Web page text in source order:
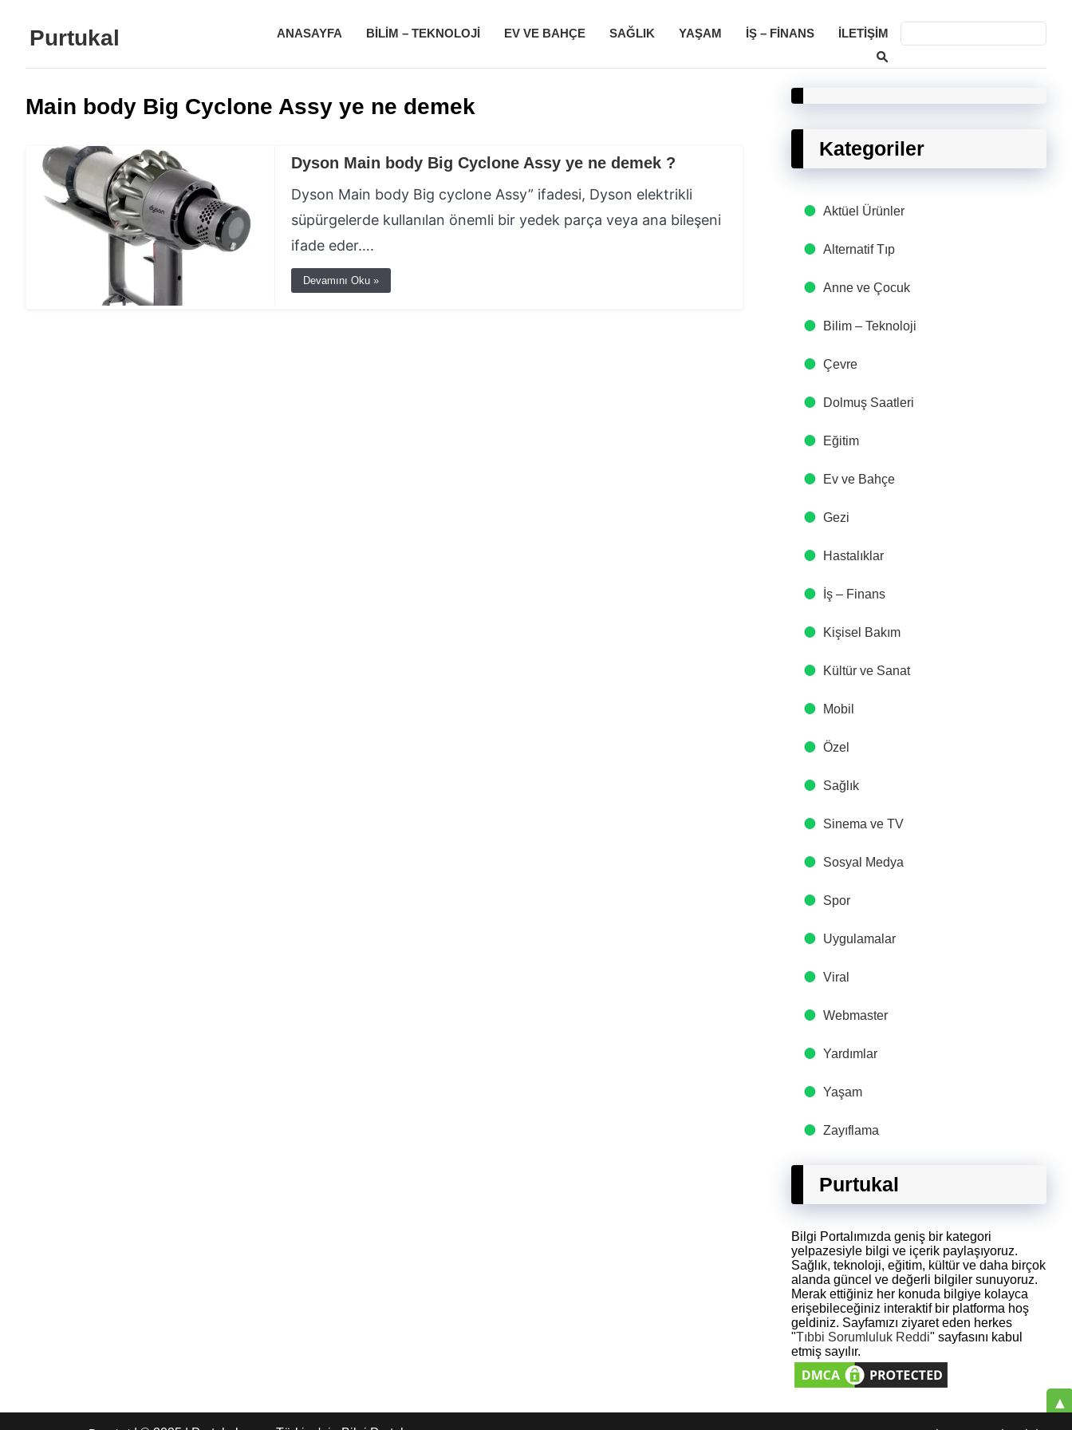
Purtukal ANASAYFA BILIM – TEKNOLOJI EV VE BAHÇE SAĞLIK YAŞAM İŞ – FINANS İLETIŞIM
Main body Big Cyclone Assy ye ne demek
Dyson Main body Big Cyclone Assy ye ne demek ?
Dyson Main body Big cyclone Assy” ifadesi, Dyson elektrikli
süpürgelerde kullanılan önemli bir yedek parça veya ana bileşeni
ifade eder….
Devamını Oku »
Kategoriler
Aktüel Ürünler
Alternatif Tıp
Anne ve Çocuk
Bilim – Teknoloji
Çevre
Dolmuş Saatleri
Eğitim
Ev ve Bahçe
Gezi
Hastalıklar
İş – Finans
Kişisel Bakım
Kültür ve Sanat
Mobil
Özel
Sağlık
Sinema ve TV
Sosyal Medya
Spor
Uygulamalar
Viral
Webmaster
Yardımlar
Yaşam
Zayıflama
Purtukal
Bilgi Portalımızda geniş bir kategori
yelpazesiyle bilgi ve içerik paylaşıyoruz.
Sağlık, teknoloji, eğitim, kültür ve daha birçok
alanda güncel ve değerli bilgiler sunuyoruz.
Merak ettiğiniz her konuda bilgiye kolayca
erişebileceğiniz interaktif bir platforma hoş
geldiniz. Sayfamızı ziyaret eden herkes
"Tıbbi Sorumluluk Reddi" sayfasını kabul
etmiş sayılır.
▲